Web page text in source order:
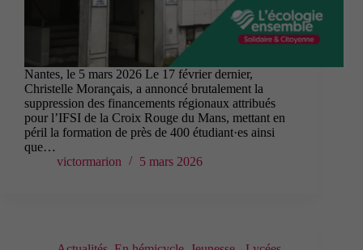
Nantes, le 5 mars 2026 Le 17 février dernier,
Christelle Morançais, a annoncé brutalement la
suppression des financements régionaux attribués
pour l’IFSI de la Croix Rouge du Mans, mettant en
péril la formation de près de 400 étudiant·es ainsi
que…
victormarion
5 mars 2026